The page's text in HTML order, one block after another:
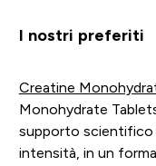
I nostri preferiti
Creatine
Monohydrate
supporto scientifico
intensità, in un